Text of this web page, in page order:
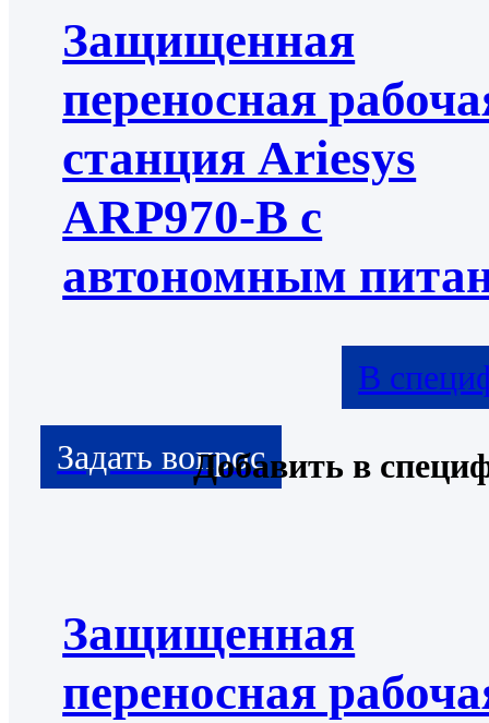
Защищенная
переносная
станция Ariesys
ARP970-B с
автономным
В
Защищенная
переносная
Добавить в